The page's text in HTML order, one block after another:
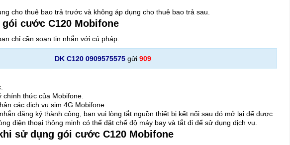
cho thuê bao trả trước và không áp dụng cho thuê bao trả sau.
gói cước C120 Mobifone
chỉ cần soạn tin nhắn với cú pháp:
DK C120 0909575575 gửi 909
chính thức của Mobifone.
các dịch vụ sim 4G Mobifone
đăng ký thành công, bạn vui lòng tắt nguồn thiết bị kết nối sau đó mở lại để được
điện thoại thông minh có thể đặt chế độ máy bay và tắt đi để sử dụng dịch vụ.
sử dụng gói cước C120 Mobifone